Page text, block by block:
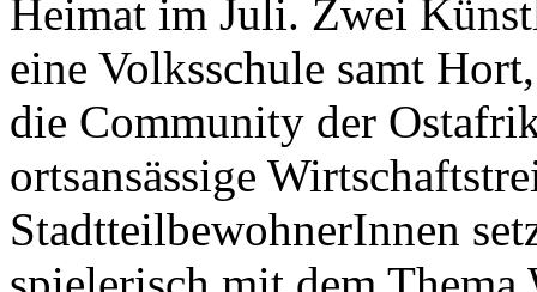
Heimat im Juli. Zwei
eine Volksschule samt
die Community der
ortsansässige
StadtteilbewohnerInnen